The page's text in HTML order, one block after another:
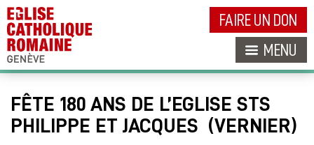
FAIRE UN DON
MENU
FÊTE 180 ANS DE L’EGLISE STS
PHILIPPE ET JACQUES (VERNIER)